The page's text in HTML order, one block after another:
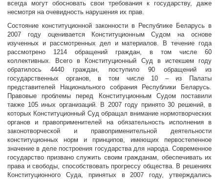
всегда могут обосновать свои требования к государству, даже
несмотря на очевидность нарушения их прав.
Состояние конституционной законности в Республике Беларусь в
2007 году оценивается Конституционным Судом на основе
изученных и рассмотренных дел и материалов. В течение года
рассмотрено 1214 обращений граждан, в том числе 60
коллективных. Всего в Конституционный Суд в истекшем году
обратилось 4440 граждан, поступило 90 обращений из
государственных органов, в том числе 10 – из Палаты
представителей Национального собрания Республики Беларусь.
Правовые проблемы перед Конституционным Судом поставили
также 105 иных организаций. В 2007 году принято 30 решений, в
которых Конституционный Суд обращал внимание нормотворческих
органов и правоприменителей на обязательность исполнения в
законотворческой и правоприменительной деятельности
конституционных норм и принципов, имеющих первостепенное
значение в деле построения государства для народа. Современное
государство призвано служить своим гражданам, обеспечивать их
права и свободы, способствовать прогрессу общества. В решениях
Конституционного Суда, принятых в 2007 году, утверждались